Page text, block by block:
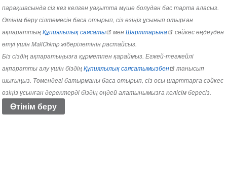
парақшасында сіз кез келген уақытта мүше болудан бас тарта аласыз.
Өтінім беру сілтемесін баса отырып, сіз өзіңіз ұсынып отырған
ақпараттыңҚұпиялылық саясаты менШарттарына
сәйкес өңдеуден
өтуі үшін MailChimp жіберілетінін растайсыз.
Біз сіздің ақпаратыңызға құрметпен қараймыз. Егжей-тегжейлі
ақпаратты алу үшін біздіңҚұпиялылық саясатымызбен
танысып
шығыңыз. Төмендегі батырманы баса отырып, сіз осы шарттарға сәйкес
өзіңіз ұсынған деректерді біздің өңдей алатынымызға келісім бересіз.